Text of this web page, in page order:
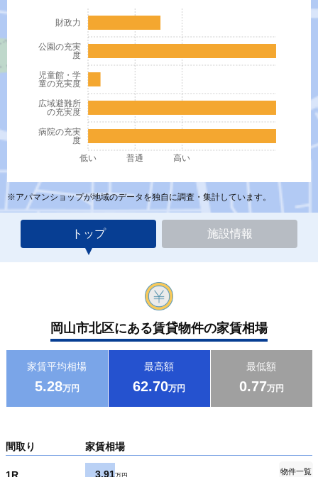
病院の充実
度
広域避難所
の充実度
児童館・学
童の充実度
公園の充実
度
財政力
低い 普通 高い
※アパマンショップが地域のデータを独自に調査・集計しています。
トップ 施設情報
岡山市北区にある賃貸物件の家賃相場
家賃平均相場
5.28万円
最高額
62.70万円
最低額
0.77万円
間取り 家賃相場
1R 3.91 物件一覧